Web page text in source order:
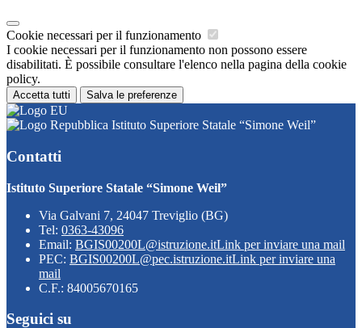
Cookie necessari per il funzionamento
I cookie necessari per il funzionamento non possono essere
disabilitati. È possibile consultare l'elenco nella pagina della cookie
policy.
Accetta tutti Salva le preferenze
Istituto Superiore Statale “Simone Weil”
Contatti
Istituto Superiore Statale “Simone Weil”
Via Galvani 7, 24047 Treviglio (BG)
Tel: 0363-43096
Email: BGIS00200L@istruzione.itLink per inviare una mail
PEC: BGIS00200L@pec.istruzione.itLink per inviare una
mail
C.F.: 84005670165
Seguici su